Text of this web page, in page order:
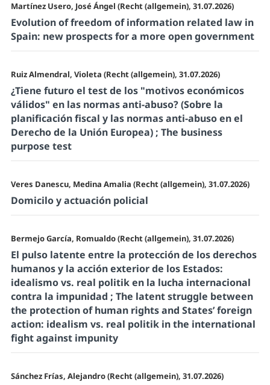
Martínez Usero, José Ángel (Recht (allgemein), 31.07.2026)
Evolution of freedom of information related law in
Spain: new prospects for a more open government
Ruiz Almendral, Violeta (Recht (allgemein), 31.07.2026)
¿Tiene futuro el test de los "motivos económicos
válidos" en las normas anti-abuso? (Sobre la
planificación fiscal y las normas anti-abuso en el
Derecho de la Unión Europea) ; The business
purpose test
Veres Danescu, Medina Amalia (Recht (allgemein), 31.07.2026)
Domicilo y actuación policial
Bermejo García, Romualdo (Recht (allgemein), 31.07.2026)
El pulso latente entre la protección de los derechos
humanos y la acción exterior de los Estados:
idealismo vs. real politik en la lucha internacional
contra la impunidad ; The latent struggle between
the protection of human rights and States’ foreign
action: idealism vs. real politik in the international
fight against impunity
Sánchez Frías, Alejandro (Recht (allgemein), 31.07.2026)